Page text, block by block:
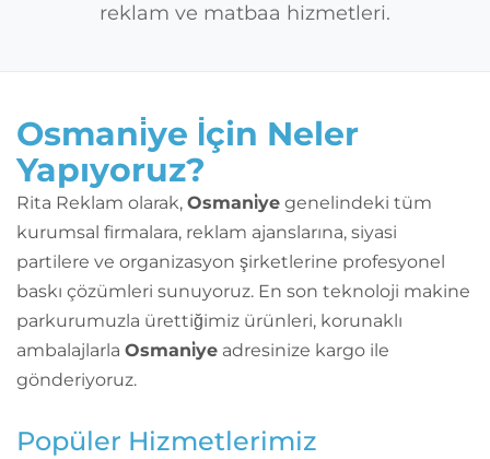
reklam ve matbaa hizmetleri.
Osmani̇ye İçin Neler
Yapıyoruz?
Rita Reklam olarak, Osmani̇ye genelindeki tüm
kurumsal firmalara, reklam ajanslarına, siyasi
partilere ve organizasyon şirketlerine profesyonel
baskı çözümleri sunuyoruz. En son teknoloji makine
parkurumuzla ürettiğimiz ürünleri, korunaklı
ambalajlarla Osmani̇ye adresinize kargo ile
gönderiyoruz.
Popüler Hizmetlerimiz